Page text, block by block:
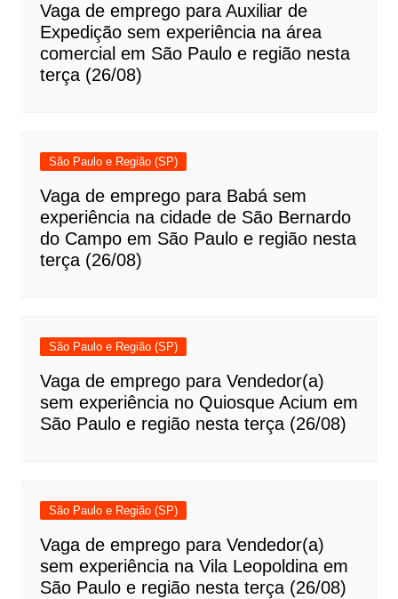
Vaga de emprego para Auxiliar de
Expedição sem experiência na área
comercial em São Paulo e região nesta
terça (26/08)
São Paulo e Região (SP)
Vaga de emprego para Babá sem
experiência na cidade de São Bernardo
do Campo em São Paulo e região nesta
terça (26/08)
São Paulo e Região (SP)
Vaga de emprego para Vendedor(a)
sem experiência no Quiosque Acium em
São Paulo e região nesta terça (26/08)
São Paulo e Região (SP)
Vaga de emprego para Vendedor(a)
sem experiência na Vila Leopoldina em
São Paulo e região nesta terça (26/08)